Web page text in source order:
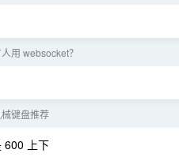
用 websocket？
键盘推荐
600 上下